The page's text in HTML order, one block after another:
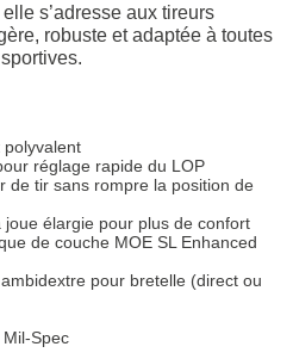
s’adresse aux tireurs
robuste et adaptée à toutes
polyvalent
réglage rapide du LOP
de tir sans rompre la position de
joue élargie pour plus de confort
de couche MOE SL Enhanced
pour bretelle (direct ou
Spec